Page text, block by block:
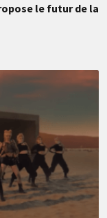
le futur de la